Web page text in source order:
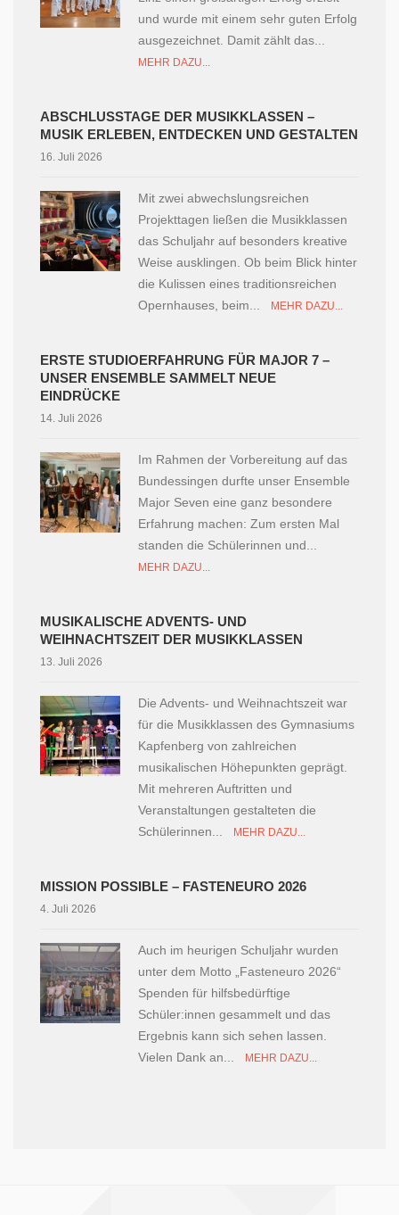
und wurde mit einem sehr guten Erfolg
ausgezeichnet. Damit zählt das...
MEHR DAZU...
ABSCHLUSSTAGE DER MUSIKKLASSEN –
MUSIK ERLEBEN, ENTDECKEN UND GESTALTEN
16. Juli 2026
Mit zwei abwechslungsreichen
Projekttagen ließen die Musikklassen
das Schuljahr auf besonders kreative
Weise ausklingen. Ob beim Blick hinter
die Kulissen eines traditionsreichen
Opernhauses, beim...
MEHR DAZU...
ERSTE STUDIOERFAHRUNG FÜR MAJOR 7 –
UNSER ENSEMBLE SAMMELT NEUE
EINDRÜCKE
14. Juli 2026
Im Rahmen der Vorbereitung auf das
Bundessingen durfte unser Ensemble
Major Seven eine ganz besondere
Erfahrung machen: Zum ersten Mal
standen die Schülerinnen und...
MEHR DAZU...
MUSIKALISCHE ADVENTS- UND
WEIHNACHTSZEIT DER MUSIKKLASSEN
13. Juli 2026
Die Advents- und Weihnachtszeit war
für die Musikklassen des Gymnasiums
Kapfenberg von zahlreichen
musikalischen Höhepunkten geprägt.
Mit mehreren Auftritten und
Veranstaltungen gestalteten die
Schülerinnen...
MEHR DAZU...
MISSION POSSIBLE – FASTENEURO 2026
4. Juli 2026
Auch im heurigen Schuljahr wurden
unter dem Motto „Fasteneuro 2026“
Spenden für hilfsbedürftige
Schüler:innen gesammelt und das
Ergebnis kann sich sehen lassen.
Vielen Dank an...
MEHR DAZU...